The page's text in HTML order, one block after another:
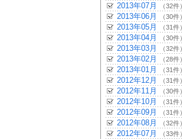
2013年07月 （32件）
2013年06月 （30件）
2013年05月 （31件）
2013年04月 （30件）
2013年03月 （32件）
2013年02月 （28件）
2013年01月 （31件）
2012年12月 （31件）
2012年11月 （30件）
2012年10月 （31件）
2012年09月 （31件）
2012年08月 （32件）
2012年07月 （33件）